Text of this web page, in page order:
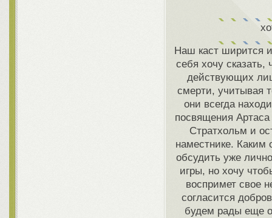
Наш каст ширится
себя хочу
действующих
смерти, учитывая
они всегда
посвящения
Стратхольм и
наместнике. Каким
обсудить уже
игры, но хочу
воспримет свое
согласится
будем рады еще